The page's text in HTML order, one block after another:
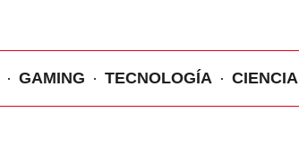
GAMING TECNOLOGÍA CIENCIA